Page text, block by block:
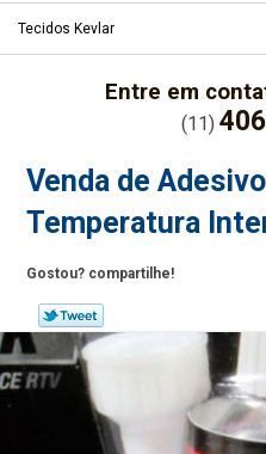
Tecidos Kevlar
Entre em
(11)
Venda de
Temperatura
Gostou? compartilhe!